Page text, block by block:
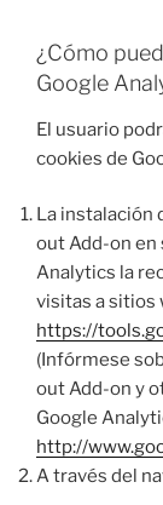
¿Cómo
Google
El usuario
cookies de
La instalación
out Add-on en
Analytics la
visitas a sitios
https://
(Infórmese
out Add-on y
Google
http://
A través del